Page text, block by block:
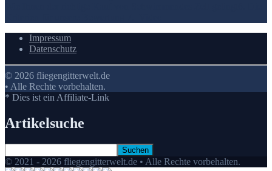
Impressum
Datenschutz
© 2026 fliegengitterwelt.de
• Alle Rechte vorbehalten.
* Dies ist ein Affiliate-Link
Artikelsuche
© 2021 - 2026 fliegengitterwelt.de • Alle Rechte vorbehalten.